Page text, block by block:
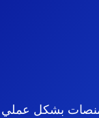
في عام 2026. لقد قمنا بتقييم المنصات بشكل عملي